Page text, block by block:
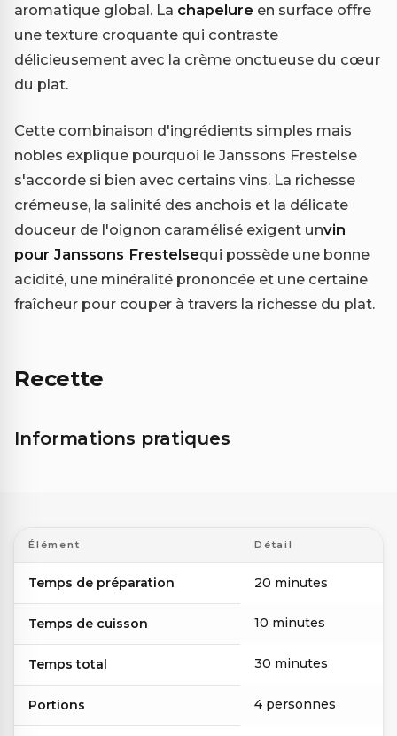
aromatique global. La chapelure en surface offre
une texture croquante qui contraste
délicieusement avec la crème onctueuse du cœur
du plat.
Cette combinaison d'ingrédients simples mais
nobles explique pourquoi le Janssons Frestelse
s'accorde si bien avec certains vins. La richesse
crémeuse, la salinité des anchois et la délicate
douceur de l'oignon caramélisé exigent unvin
pour Janssons Frestelsequi possède une bonne
acidité, une minéralité prononcée et une certaine
fraîcheur pour couper à travers la richesse du plat.
Recette
Informations pratiques
Élément Détail
Temps de préparation 20 minutes
Temps de cuisson 10 minutes
Temps total 30 minutes
Portions 4 personnes